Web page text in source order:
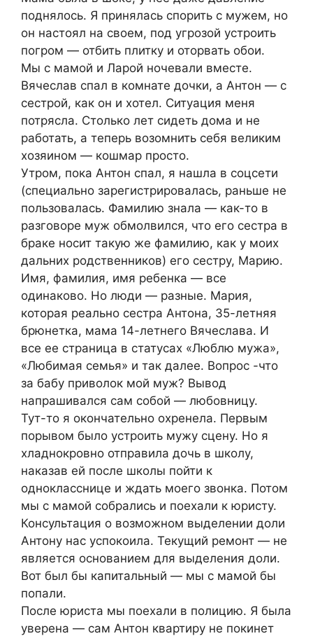
поднялось. Я принялась спорить с мужем, но
он настоял на своем, под угрозой устроить
погром — отбить плитку и оторвать обои.
Мы с мамой и Ларой ночевали вместе.
Вячеслав спал в комнате дочки, а Антон — с
сестрой, как он и хотел. Ситуация меня
потрясла. Столько лет сидеть дома и не
работать, а теперь возомнить себя великим
хозяином — кошмар просто.
Утром, пока Антон спал, я нашла в соцсети
(специально зарегистрировалась, раньше не
пользовалась. Фамилию знала — как-то в
разговоре муж обмолвился, что его сестра в
браке носит такую же фамилию, как у моих
дальних родственников) его сестру, Марию.
Имя, фамилия, имя ребенка — все
одинаково. Но люди — разные. Мария,
которая реально сестра Антона, 35-летняя
брюнетка, мама 14-летнего Вячеслава. И
все ее страница в статусах «Люблю мужа»,
«Любимая семья» и так далее. Вопрос -что
за бабу приволок мой муж? Вывод
напрашивался сам собой — любовницу.
Тут-то я окончательно oхрeнeла. Первым
порывом было устроить мужу сцену. Но я
хладнокровно отправила дочь в школу,
наказав ей после школы пойти к
однокласснице и ждать моего звонка. Потом
мы с мамой собрались и поехали к юристу.
Консультация о возможном выделении доли
Антону нас успокоила. Текущий ремонт — не
является основанием для выделения доли.
Вот был бы капитальный — мы с мамой бы
попали.
После юриста мы поехали в полицию. Я была
уверена — сам Антон квартиру не покинет